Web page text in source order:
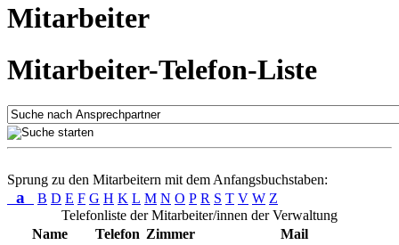
Mitarbeiter
Mitarbeiter-Telefon-Liste
Sprung zu den Mitarbeitern mit dem Anfangsbuchstaben:
a B D E F G H K L M N O P R S T V W Z
Telefonliste der Mitarbeiter/innen der Verwaltung
Name
Telefon Zimmer
Mail